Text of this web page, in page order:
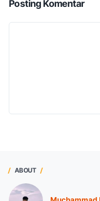
Posting Komentar
ABOUT